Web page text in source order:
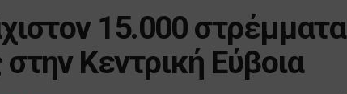
15.000 στρέμματα
Κεντρική Εύβοια